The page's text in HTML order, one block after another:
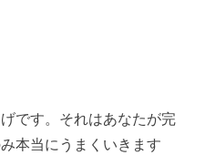
です。それはあなたが完
本当にうまくいきます